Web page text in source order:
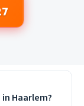
Haarlem?